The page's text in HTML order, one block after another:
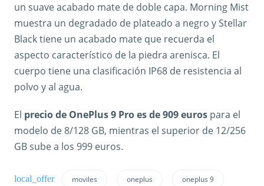
un suave acabado mate de doble capa. Morning Mist
muestra un degradado de plateado a negro y Stellar
Black tiene un acabado mate que recuerda el
aspecto característico de la piedra arenisca. El
cuerpo tiene una clasificación IP68 de resistencia al
polvo y al agua.
El precio de OnePlus 9 Pro es de 909 euros para el
modelo de 8/128 GB, mientras el superior de 12/256
GB sube a los 999 euros.
moviles oneplus oneplus 9